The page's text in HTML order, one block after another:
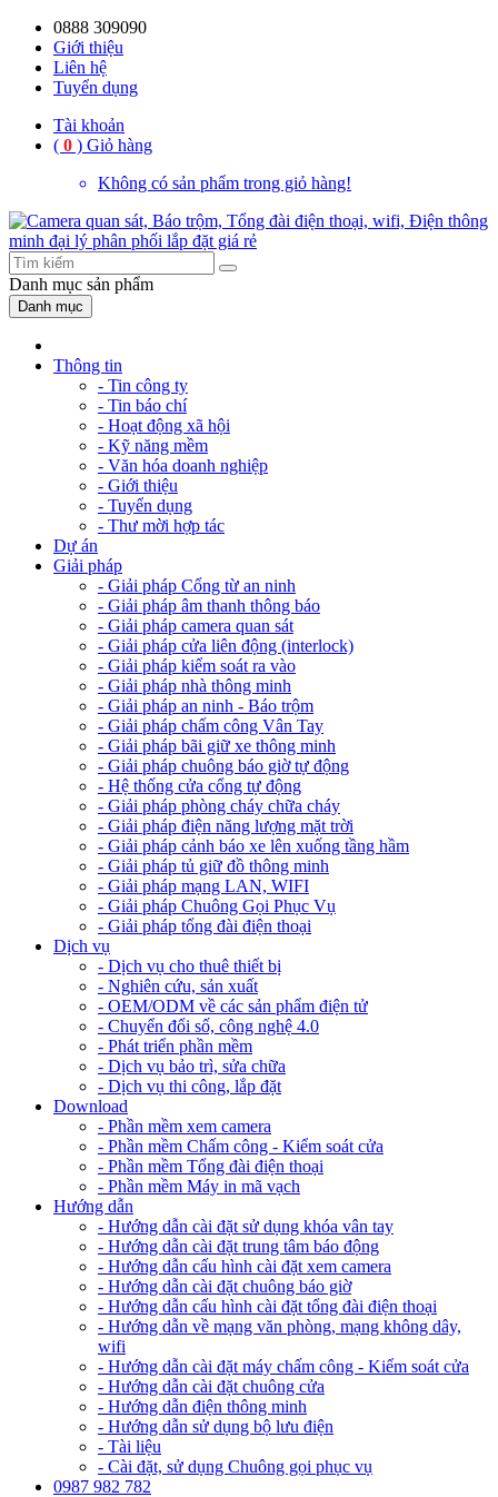
0888 309090
Giới thiệu
Liên hệ
Tuyển dụng
Tài khoản
( 0 ) Giỏ hàng
Không có sản phẩm trong giỏ hàng!
Danh mục sản phẩm
Danh mục
Thông tin
- Tin công ty
- Tin báo chí
- Hoạt động xã hội
- Kỹ năng mềm
- Văn hóa doanh nghiệp
- Giới thiệu
- Tuyển dụng
- Thư mời hợp tác
Dự án
Giải pháp
- Giải pháp Cổng từ an ninh
- Giải pháp âm thanh thông báo
- Giải pháp camera quan sát
- Giải pháp cửa liên động (interlock)
- Giải pháp kiểm soát ra vào
- Giải pháp nhà thông minh
- Giải pháp an ninh - Báo trộm
- Giải pháp chấm công Vân Tay
- Giải pháp bãi giữ xe thông minh
- Giải pháp chuông báo giờ tự động
- Hệ thống cửa cổng tự động
- Giải pháp phòng cháy chữa cháy
- Giải pháp điện năng lượng mặt trời
- Giải pháp cảnh báo xe lên xuống tầng hầm
- Giải pháp tủ giữ đồ thông minh
- Giải pháp mạng LAN, WIFI
- Giải pháp Chuông Gọi Phục Vụ
- Giải pháp tổng đài điện thoại
Dịch vụ
- Dịch vụ cho thuê thiết bị
- Nghiên cứu, sản xuất
- OEM/ODM về các sản phẩm điện tử
- Chuyển đổi số, công nghệ 4.0
- Phát triển phần mềm
- Dịch vụ bảo trì, sửa chữa
- Dịch vụ thi công, lắp đặt
Download
- Phần mềm xem camera
- Phần mềm Chấm công - Kiểm soát cửa
- Phần mềm Tổng đài điện thoại
- Phần mềm Máy in mã vạch
Hướng dẫn
- Hướng dẫn cài đặt sử dụng khóa vân tay
- Hướng dẫn cài đặt trung tâm báo động
- Hướng dẫn cấu hình cài đặt xem camera
- Hướng dẫn cài đặt chuông báo giờ
- Hướng dẫn cấu hình cài đặt tổng đài điện thoại
- Hướng dẫn về mạng văn phòng, mạng không dây,
wifi
- Hướng dẫn cài đặt máy chấm công - Kiểm soát cửa
- Hướng dẫn cài đặt chuông cửa
- Hướng dẫn điện thông minh
- Hướng dẫn sử dụng bộ lưu điện
- Tài liệu
- Cài đặt, sử dụng Chuông gọi phục vụ
0987 982 782